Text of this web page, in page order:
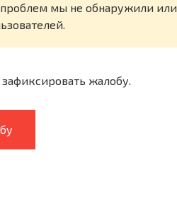
проблем мы не обнаружили или
жалобу.